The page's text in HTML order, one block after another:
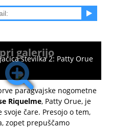
galerijo
številka 2: Patty Orue
paragvajske nogometne
Riquelme, Patty Orue, je
svoje čare. Presojo o tem,
zopet prepuščamo